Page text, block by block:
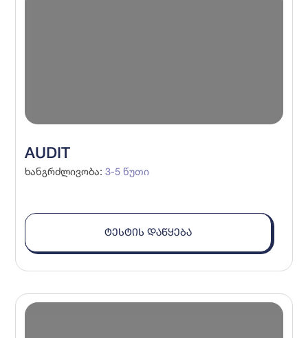
AUDIT
ხანგრძლივობა: 3-5 წუთი
ᲢᲔᲡᲢᲘᲡ ᲓᲐᲬᲧᲔᲑᲐ